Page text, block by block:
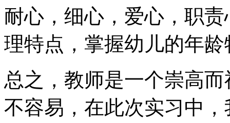
耐心，细心，爱心，职
理特点，掌握幼儿的年
总之，教师是一个崇高
不容易，在此次实习中